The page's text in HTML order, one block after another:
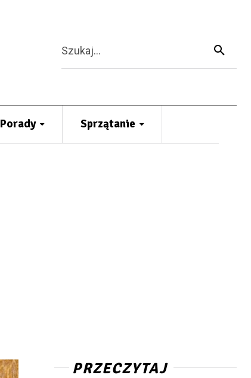
Szukaj...
Porady Sprzątanie
PRZECZYTAJ